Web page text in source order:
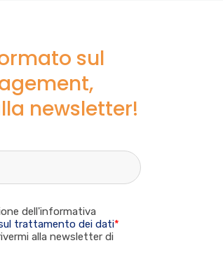
sul
newsletter!
dell'informativa
trattamento dei dati*
alla newsletter di